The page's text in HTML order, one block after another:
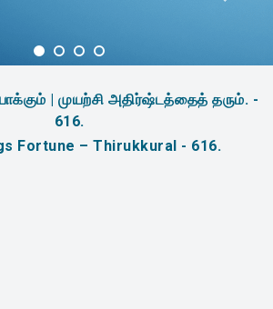
| முயற்சி அதிர்ஷ்டத்தைத் தரும். -
616.
Fortune – Thirukkural - 616.